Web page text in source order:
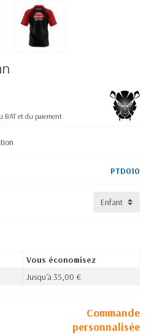
BAT et du paiement
PTD010
Vous économisez
Jusqu'à 35,00 €
Commande
personnalisée